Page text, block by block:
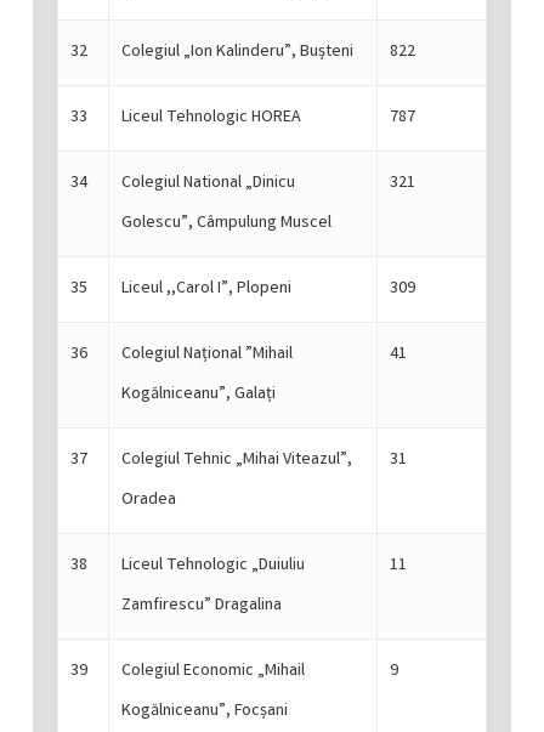
32 Colegiul „Ion Kalinderu”, Bușteni 822
33 Liceul Tehnologic HOREA 787
34
Colegiul National „Dinicu
Golescu”, Câmpulung Muscel
321
35 Liceul ,,Carol I”, Plopeni 309
36
Colegiul Național ”Mihail
Kogălniceanu”, Galați
41
37
Colegiul Tehnic „Mihai Viteazul”,
Oradea
31
38
Liceul Tehnologic „Duiuliu
Zamfirescu” Dragalina
11
39
Colegiul Economic „Mihail
Kogălniceanu”, Focșani
9